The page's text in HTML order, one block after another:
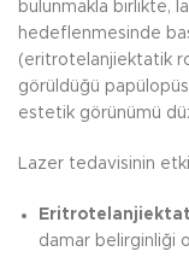
bulunmakla birlikte,
hedeflenmesinde
(eritrotelanjiektatik
görüldüğü
estetik görünümü
Lazer tedavisinin
damar belirginliği